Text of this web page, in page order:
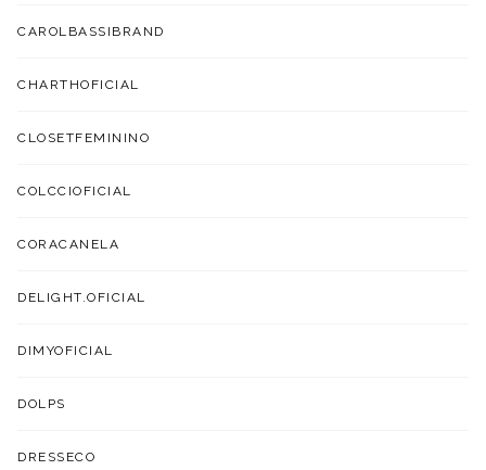
CAROLBASSIBRAND
CHARTHOFICIAL
CLOSETFEMININO
COLCCIOFICIAL
CORACANELA
DELIGHT.OFICIAL
DIMYOFICIAL
DOLPS
DRESSECO